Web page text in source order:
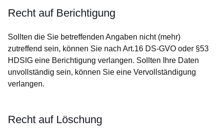
Recht auf Berichtigung
Sollten die Sie betreffenden Angaben nicht (mehr)
zutreffend sein, können Sie nach Art.16 DS-GVO oder §53
HDSIG eine Berichtigung verlangen. Sollten Ihre Daten
unvollständig sein, können Sie eine Vervollständigung
verlangen.
Recht auf Löschung